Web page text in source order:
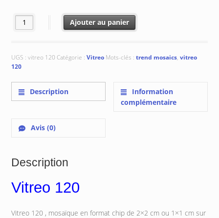
€ 83.25
quantité de Vitreo 120Ajouter au panier
UGS : vitreo 120 Catégorie : Vitreo Mots-clés : trend mosaics, vitreo
120
Description
Information
complémentaire
Avis (0)
Description
Vitreo 120
Vitreo 120 , mosaïque en format chip de 2×2 cm ou 1×1 cm sur